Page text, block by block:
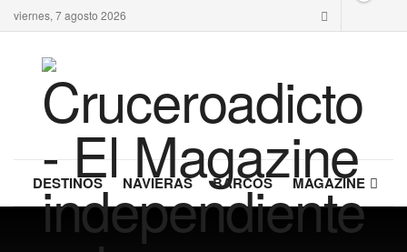
viernes, 7 agosto 2026
DESTINOS NAVIERAS BARCOS MAGAZINE